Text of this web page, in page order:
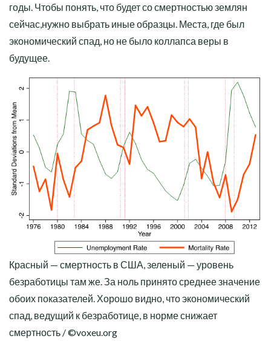
годы. Чтобы понять, что будет со смертностью землян
сейчас,нужно выбрать иные образцы. Места, где был
экономический спад, но не было коллапса веры в
будущее.
Красный — смертность в США, зеленый — уровень
безработицы там же. За ноль принято среднее значение
обоих показателей. Хорошо видно, что экономический
спад, ведущий к безработице, в норме снижает
смертность / ©voxeu.org